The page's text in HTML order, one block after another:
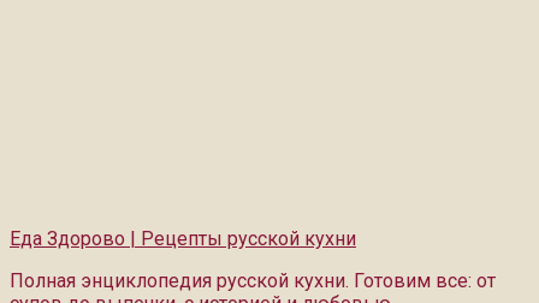
Еда Здорово | Рецепты русской кухни
Полная энциклопедия русской кухни. Готовим все: от